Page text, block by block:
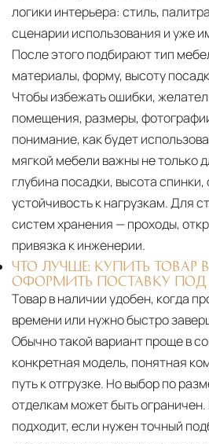
логики интерьера: стиль,
сценарии использования и уже
После этого подбирают тип
материалы, форму, высоту
Чтобы избежать ошибки,
помещения, размеры,
понимание, как будет
мягкой мебели важны не только
глубина посадки, высота спинки,
устойчивость к нагрузкам. Для
систем хранения — проходы,
привязка к инженерии.
ЧТО ЛУЧШЕ: КУПИТЬ
ОФОРМИТЬ ПОСТАВКУ ПОД
Товар в наличии удобен, когда
времени или нужно быстро
Обычно такой вариант проще в
конкретная модель, понятная
путь к отгрузке. Но выбор по
отделкам может быть ограничен.
подходит, если нужен точный